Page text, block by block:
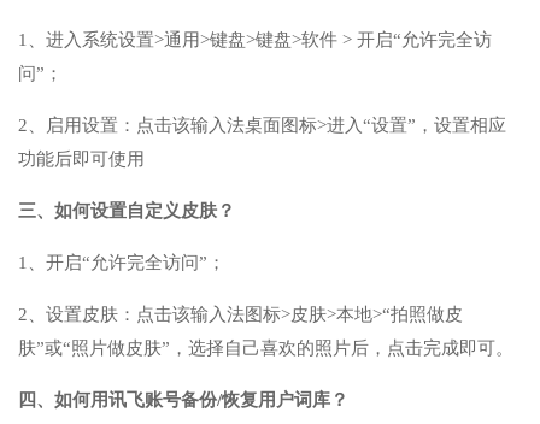
1、进入系统设置>通用>键盘>键盘>软件 > 开启“允许完全访
问”；
2、启用设置：点击该输入法桌面图标>进入“设置”，设置相应
功能后即可使用
三、如何设置自定义皮肤？
1、开启“允许完全访问”；
2、设置皮肤：点击该输入法图标>皮肤>本地>“拍照做皮
肤”或“照片做皮肤”，选择自己喜欢的照片后，点击完成即可。
四、如何用讯飞账号备份/恢复用户词库？